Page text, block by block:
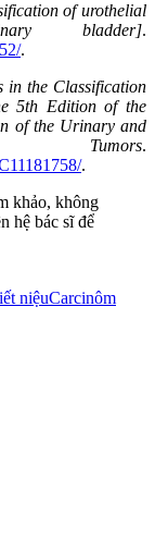
of urothelial
bladder].
.
in the Classification
5th Edition of the
of the Urinary and
.
.
khảo, không
hệ bác sĩ để
niệuCarcinôm